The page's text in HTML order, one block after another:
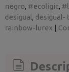
negro #ecoligic
desigual
desigual-
rainbow-lurex |